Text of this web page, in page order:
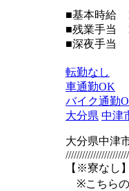
■基本時給
■残業手当
■深夜手当
転勤なし
車通勤OK
バイク通勤
大分県 中津
大分県中津
【※寮なし】
※こちらの